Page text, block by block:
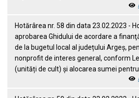
Hotărârea nr. 58 din data 23.02.2023 -
aprobarea Ghidului de acordare a
de la bugetul local al județului Argeș,
nonprofit de interes general, conform
(unități de cult) și alocarea sumei